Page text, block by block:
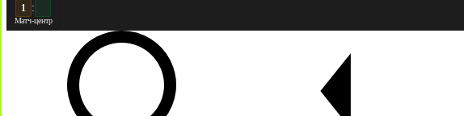
:
Матч-центр